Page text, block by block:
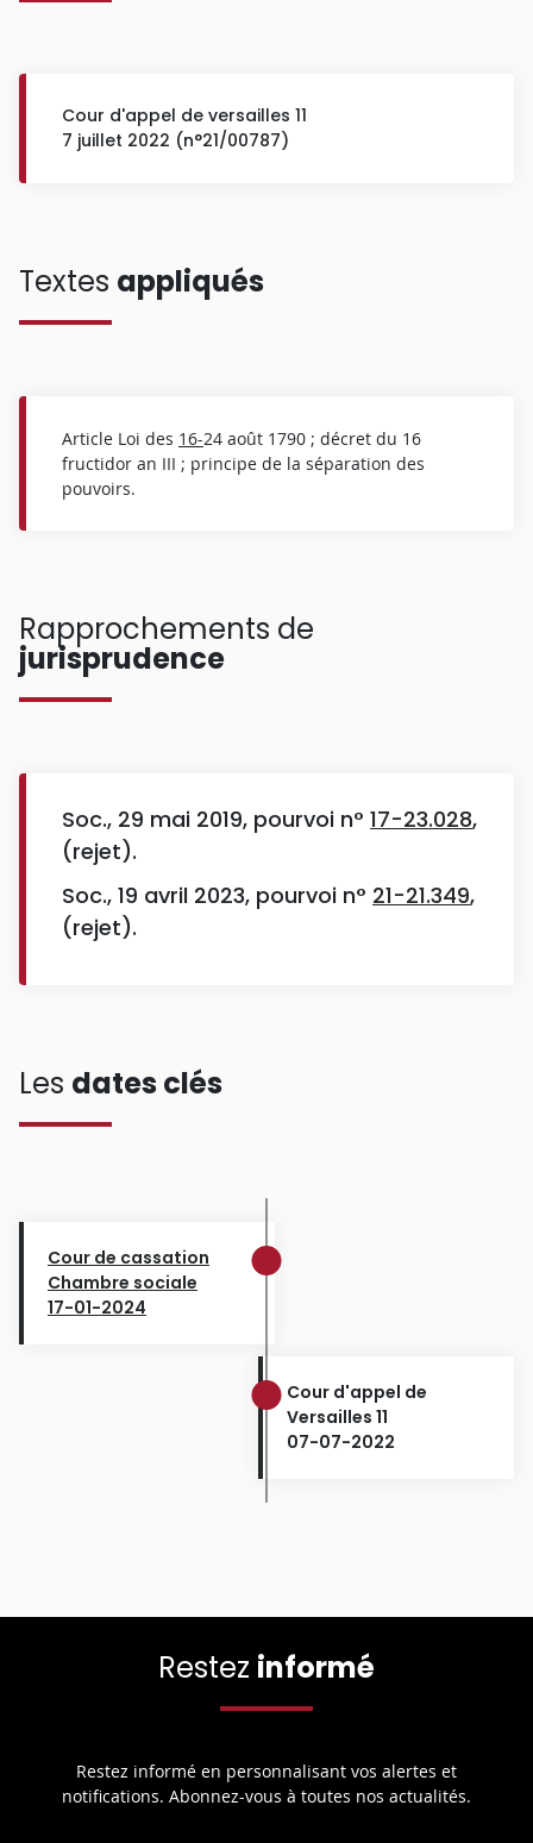
Cour d'appel de versailles 11
7 juillet 2022 (n°21/00787)
Textes appliqués
Article Loi des 16-24 août 1790 ; décret du 16
fructidor an III ; principe de la séparation des
pouvoirs.
Rapprochements de
jurisprudence
Soc., 29 mai 2019, pourvoi n° 17-23.028,
(rejet).
Soc., 19 avril 2023, pourvoi n° 21-21.349,
(rejet).
Les dates clés
Cour de cassation
Chambre sociale
17-01-2024
Cour d'appel de
Versailles 11
07-07-2022
Restez informé
Restez informé en personnalisant vos alertes et
notifications. Abonnez-vous à toutes nos actualités.